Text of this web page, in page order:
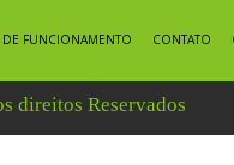
DE FUNCIONAMENTO CONTATO
direitos Reservados